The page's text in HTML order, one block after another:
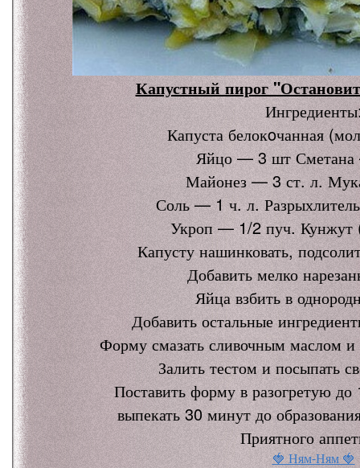
Капустный пирог
Капуста белокoчанная
Яйцо — 3 шт
Майонез — 3 ст. л.
Соль — 1 ч. л.
Укроп — 1/2 пуч. Кунжут
Капусту нашинковать,
Добавить мелко
Яйца взбить в
Добавить остальные
Форму смазать сливочным маслом и
Залить тестом и посыпать
Поставить форму в разогретую до
выпекать 30 минут до
Приятного
🍓 Ням-Ням 🍓